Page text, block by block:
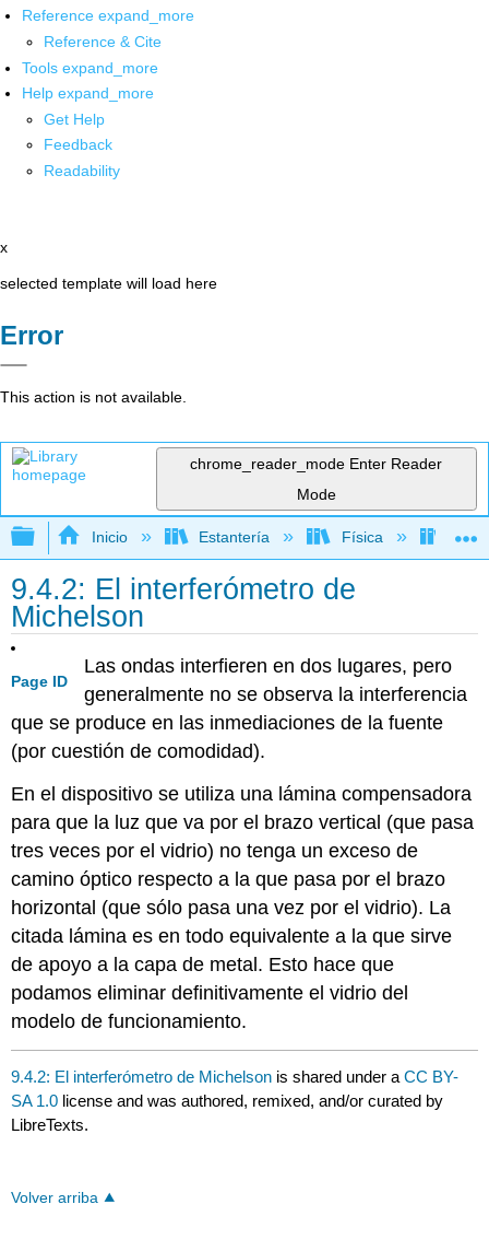
Reference expand_more
Reference & Cite
Tools expand_more
Help expand_more
Get Help
Feedback
Readability
x
selected template will load here
Error
This action is not available.
chrome_reader_mode Enter Reader
Mode
Expandir/contraer jerarquía global
Inicio Estantería Física
9.4.2: El interferómetro de
Michelson
Page ID
Las ondas interfieren en dos lugares, pero
generalmente no se observa la interferencia
que se produce en las inmediaciones de la fuente
(por cuestión de comodidad).
En el dispositivo se utiliza una lámina compensadora
para que la luz que va por el brazo vertical (que pasa
tres veces por el vidrio) no tenga un exceso de
camino óptico respecto a la que pasa por el brazo
horizontal (que sólo pasa una vez por el vidrio). La
citada lámina es en todo equivalente a la que sirve
de apoyo a la capa de metal. Esto hace que
podamos eliminar definitivamente el vidrio del
modelo de funcionamiento.
9.4.2: El interferómetro de Michelson is shared under aCC BY-
SA 1.0 license and was authored, remixed, and/or curated by
LibreTexts.
Volver arriba